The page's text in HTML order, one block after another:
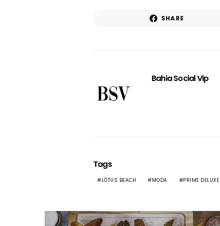
SHARE
Bahia Social Vip
Tags
LÓTUS BEACH MODA PRIME DELUXE